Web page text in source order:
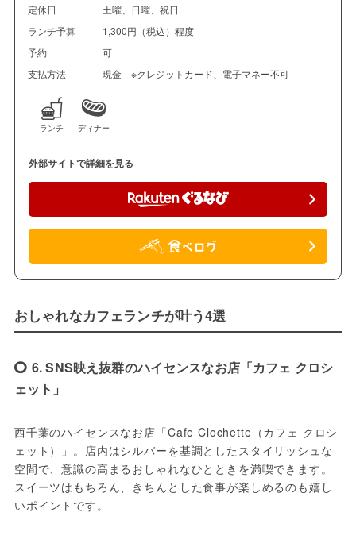
定休日
土曜、日曜、祝日
ランチ予算
1,300円（税込）程度
予約
可
支払方法
現金 ※クレジットカード、電子マネー不可
ランチ ディナー
外部サイトで詳細を見る
おしゃれなカフェランチが叶う4選
6. SNS映え抜群のハイセンスなお店「カフェ クロシ
ェット」
西千葉のハイセンスなお店「Cafe Clochette（カフェ クロシ
ェット）」。店内はシルバーを基調としたスタイリッシュな
空間で、意識の高まるおしゃれなひとときを満喫できます。
スイーツはもちろん、きちんとした食事が楽しめるのも嬉し
いポイントです。